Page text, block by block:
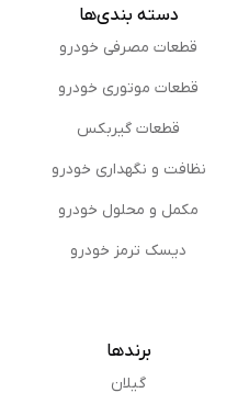
دسته بندی‌ها
قطعات مصرفی خودرو
قطعات موتوری خودرو
قطعات گیربکس
نظافت و نگهداری خودرو
مكمل و محلول خودرو
دیسک ترمز خودرو
برندها
گیلان